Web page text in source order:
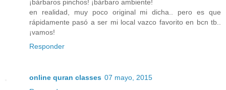
¡bárbaros pinchos! ¡bárbaro ambiente!
en realidad, muy poco original mi dicha.. pero es que
rápidamente pasó a ser mi local vazco favorito en bcn tb..
¡vamos!
Responder
online quran classes 07 mayo, 2015